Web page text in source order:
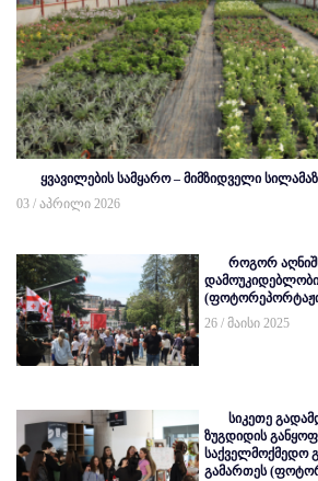
ყვავილების სამყარო – მიმზიდველი
03 / აპრილი 2026
როგორ
26 / მაისი 2025
სიკეთე
ზუგდიდის
საქველმოქმედო
გამართეს